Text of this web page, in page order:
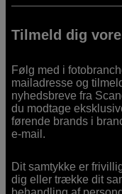
Tilmeld dig
Følg med i
mailadresse og
nyhedsbreve fra
du modtage
førende brands i
e-mail.
Dit samtykke er
dig eller trække dit